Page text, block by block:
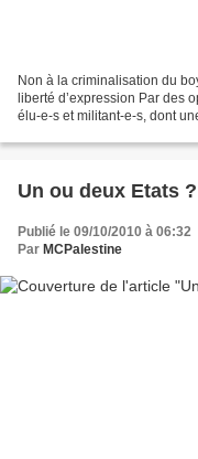
Non à la criminalisation du
liberté d’expression Par des
élu-e-s et militant-e-s, dont
Un ou deux Etats ?
Publié le 09/10/2010 à 06:32
Par MCPalestine